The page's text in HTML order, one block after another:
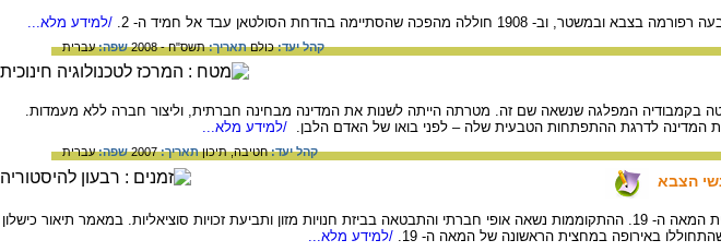
שהסתיימה בהדחת הסולטאן עבד אל חמיד ה- 2. /למידע מלא...
קהל יעד:כולםתאריך:תשס"ח - 2008 שפה:עברית
השם חְמֵר רוּז' היא קמבודים אדומים. בשנים 1975–1979 שלטה בקמבודיה המפלגה שנשאה שם זה. מטרתה הייתה לשנות את המדינה מבחינה חברתית, וליצור חברה ללא מעמדות.
המדינה לדרגת ההתפתחות הטבעית שלה – לפני בואו של האדם הלבן. /למידע מלא...
קהל יעד:חטיבה,תיכוןתאריך:2007 שפה:עברית
המאמר מתאר את ייחודה של ההתקוממות המהפכנית באנגליה בראשית המאה ה- 19. ההתקוממות נשאה אופי חברתי והתבטאה בביזת חנויות מזון ותביעת זכויות סוציאליות. במאמר תיאור כישלון
/למידע מלא...